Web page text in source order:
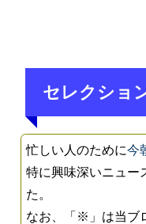
セレクショ
忙しい人のために今
特に興味深いニュー
た。
なお、「※」は当ブ